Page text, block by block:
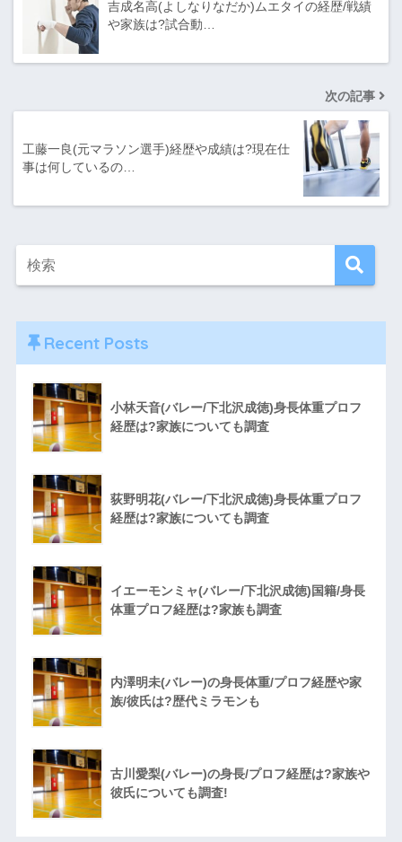
吉成名高(よしなりなだか)ムエタイの経歴/戦績
や家族は?試合動…
次の記事
工藤一良(元マラソン選手)経歴や成績は?現在仕
事は何しているの…
Recent Posts
小林天音(バレー/下北沢成徳)身長体重プロフ
経歴は?家族についても調査
荻野明花(バレー/下北沢成徳)身長体重プロフ
経歴は?家族についても調査
イエーモンミャ(バレー/下北沢成徳)国籍/身長
体重プロフ経歴は?家族も調査
内澤明未(バレー)の身長体重/プロフ経歴や家
族/彼氏は?歴代ミラモンも
古川愛梨(バレー)の身長/プロフ経歴は?家族や
彼氏についても調査!